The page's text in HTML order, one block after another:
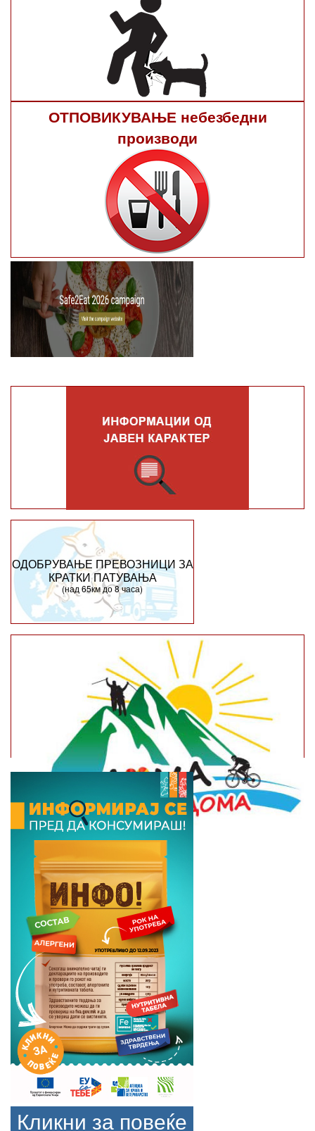
ОТПОВИКУВАЊЕ небезбедни
производи
ОДОБРУВАЊЕ ПРЕВОЗНИЦИ ЗА
КРАТКИ ПАТУВАЊА
(над 65км до 8 часа)
Кликни за повеќе